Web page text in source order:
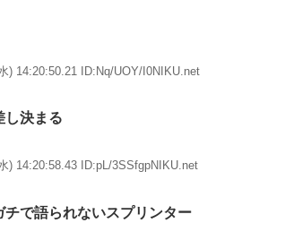
) 14:20:50.21 ID:Nq/UOY/I0NIKU.net
し決まる
) 14:20:58.43 ID:pL/3SSfgpNIKU.net
で語られないスプリンター